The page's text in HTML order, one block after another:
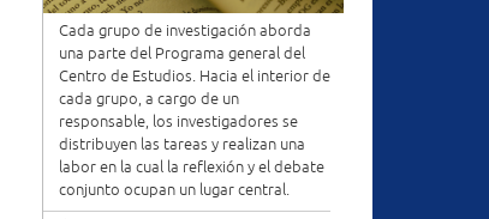
Cada grupo de investigación aborda
una parte del Programa general del
Centro de Estudios. Hacia el interior de
cada grupo, a cargo de un
responsable, los investigadores se
distribuyen las tareas y realizan una
labor en la cual la reflexión y el debate
conjunto ocupan un lugar central.